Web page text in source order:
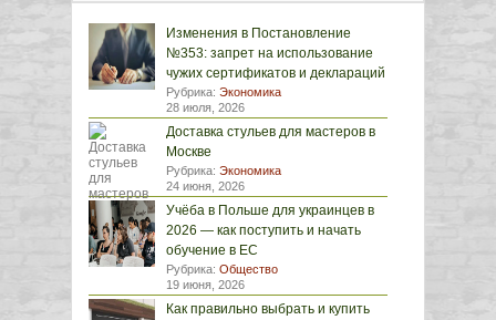
Изменения в Постановление
№353: запрет на использование
чужих сертификатов и деклараций
Рубрика: Экономика
28 июля, 2026
Доставка стульев для мастеров в
Москве
Рубрика: Экономика
24 июня, 2026
Учёба в Польше для украинцев в
2026 — как поступить и начать
обучение в ЕС
Рубрика: Общество
19 июня, 2026
Как правильно выбрать и купить